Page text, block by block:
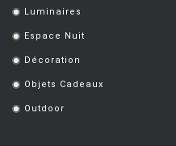
. Luminaires
. Espace Nuit
. Décoration
. Objets Cadeaux
. Outdoor